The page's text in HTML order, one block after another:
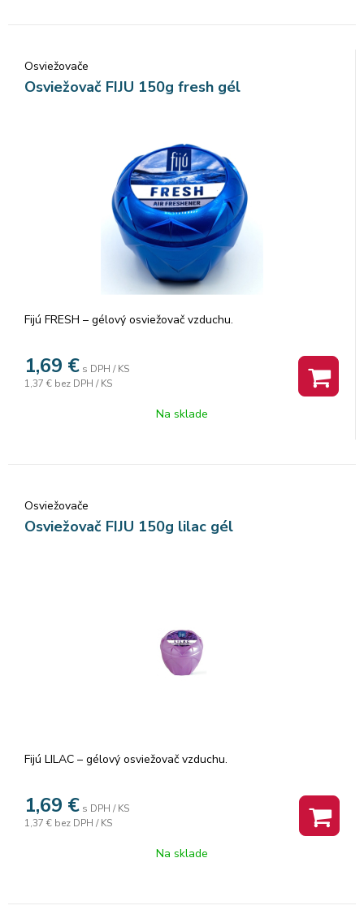
Osviežovače
Osviežovač FIJU 150g fresh gél
Fijú FRESH – gélový osviežovač vzduchu.
1,69 € s DPH / KS
1,37 € bez DPH / KS
Na sklade
Osviežovače
Osviežovač FIJU 150g lilac gél
Fijú LILAC – gélový osviežovač vzduchu.
1,69 € s DPH / KS
1,37 € bez DPH / KS
Na sklade